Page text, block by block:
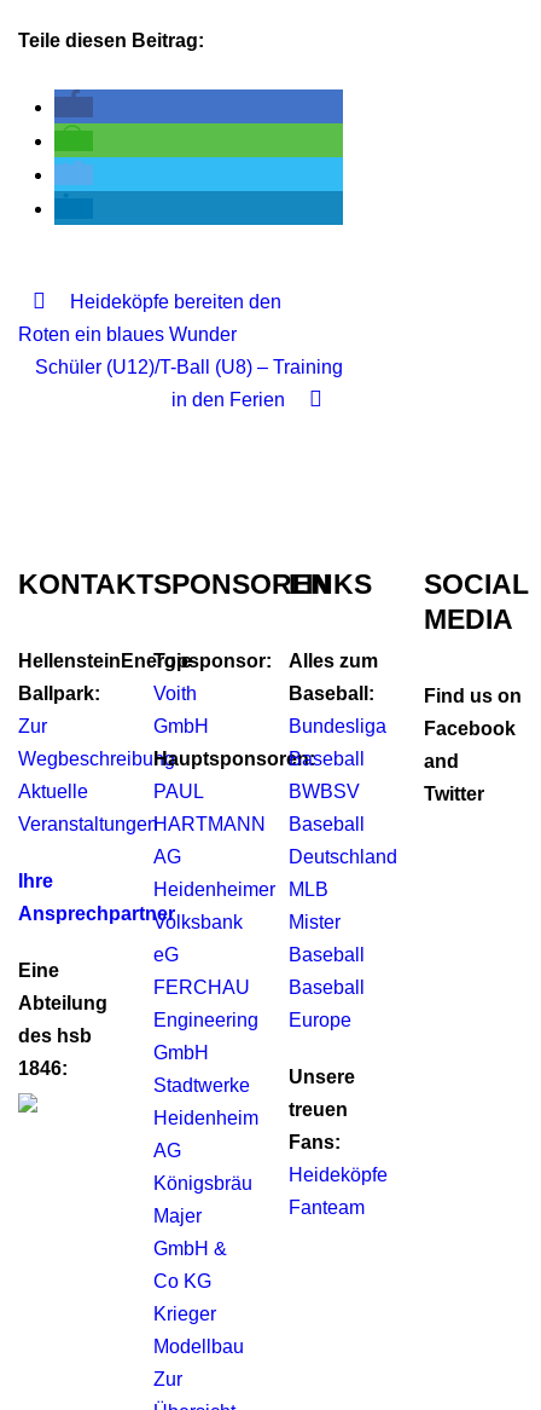
Teile diesen Beitrag:
Heideköpfe bereiten den
Roten ein blaues Wunder
Schüler (U12)/T-Ball (U8) – Training
in den Ferien
KONTAKT
HellensteinEnergie
Ballpark:
Zur
Wegbeschreibung
Aktuelle
Veranstaltungen
Ihre
Ansprechpartner
Eine
Abteilung
des hsb
1846:
SPONSOREN
Topsponsor:
Voith
GmbH
Hauptsponsoren:
PAUL
HARTMANN
AG
Heidenheimer
Volksbank
eG
FERCHAU
Engineering
GmbH
Stadtwerke
Heidenheim
AG
Königsbräu
Majer
GmbH &
Co KG
Krieger
Modellbau
Zur
LINKS
Alles zum
Baseball:
Bundesliga
Baseball
BWBSV
Baseball
Deutschland
MLB
Mister
Baseball
Baseball
Europe
Unsere
treuen
Fans:
Heideköpfe
Fanteam
SOCIAL
MEDIA
Find us on
Facebook
and
Twitter